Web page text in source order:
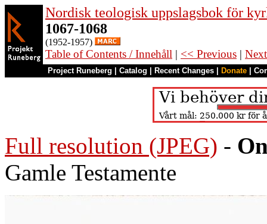
Nordisk teologisk uppslagsbok för
1067-1068
(1952-1957)
Table of Contents / Innehåll | << Previous |
Project Runeberg Catalog Recent Changes Donate
Full resolution (JPEG) -
Gamle Testamente